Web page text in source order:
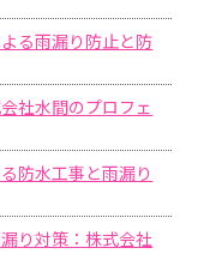
る雨漏り防止と防
社水間のプロフェ
防水工事と雨漏り
り対策：株式会社